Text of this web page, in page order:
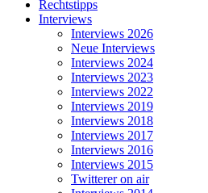
Rechtstipps
Interviews
Interviews 2026
Neue Interviews
Interviews 2024
Interviews 2023
Interviews 2022
Interviews 2019
Interviews 2018
Interviews 2017
Interviews 2016
Interviews 2015
Twitterer on air